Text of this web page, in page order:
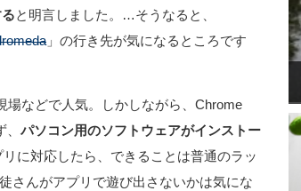
と明言しました。…そうなると、
」の行き先が気になるところです
場などで人気。しかしながら、Chrome
パソコン用のソフトウェアがインストー
に対応したら、できることは普通のラッ
さんがアプリで遊び出さないかは気にな